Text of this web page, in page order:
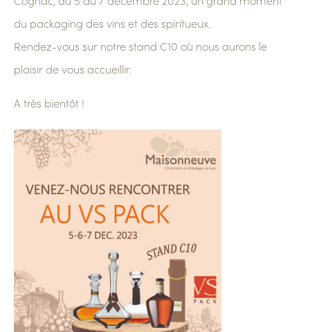
du packaging des vins et des spiritueux.
Rendez-vous sur notre stand C10 où nous aurons le
plaisir de vous accueillir.
A très bientôt !